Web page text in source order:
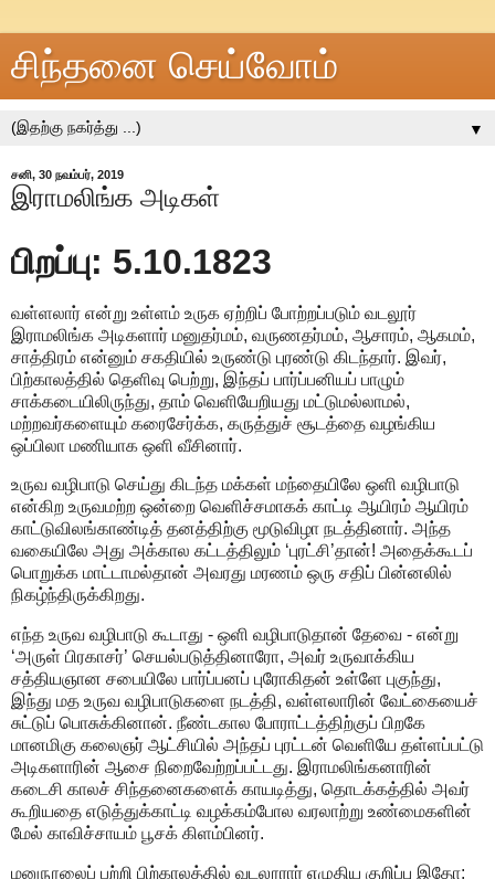
சிந்தனை செய்வோம்
▼
சனி, 30 நவம்பர், 2019
இராமலிங்க அடிகள்
பிறப்பு: 5.10.1823
வள்ளலார் என்று உள்ளம் உருக ஏற்றிப் போற்றப்படும் வடலூர்
இராமலிங்க அடிகளார் மனுதர்மம், வருணதர்மம், ஆசாரம், ஆகமம்,
சாத்திரம் என்னும் சகதியில் உருண்டு புரண்டு கிடந்தார். இவர்,
பிற்காலத்தில் தெளிவு பெற்று, இந்தப் பார்ப்பனியப் பாழும்
சாக்கடையிலிருந்து, தாம் வெளியேறியது மட்டுமல்லாமல்,
மற்றவர்களையும் கரைசேர்க்க, கருத்துச் சூடத்தை வழங்கிய
ஒப்பிலா மணியாக ஒளி வீசினார்.
உருவ வழிபாடு செய்து கிடந்த மக்கள் மந்தையிலே ஒளி வழிபாடு
என்கிற உருவமற்ற ஒன்றை வெளிச்சமாகக் காட்டி ஆயிரம் ஆயிரம்
காட்டுவிலங்காண்டித் தனத்திற்கு மூடுவிழா நடத்தினார். அந்த
வகையிலே அது அக்கால கட்டத்திலும் ‘புரட்சி’தான்! அதைக்கூடப்
பொறுக்க மாட்டாமல்தான் அவரது மரணம் ஒரு சதிப் பின்னலில்
நிகழ்ந்திருக்கிறது.
எந்த உருவ வழிபாடு கூடாது - ஒளி வழிபாடுதான் தேவை - என்று
‘அருள் பிரகாசர்’ செயல்படுத்தினாரோ, அவர் உருவாக்கிய
சத்தியஞான சபையிலே பார்ப்பனப் புரோகிதன் உள்ளே புகுந்து,
இந்து மத உருவ வழிபாடுகளை நடத்தி, வள்ளலாரின் வேட்கையைச்
சுட்டுப் பொசுக்கினான். நீண்டகால போராட்டத்திற்குப் பிறகே
மானமிகு கலைஞர் ஆட்சியில் அந்தப் புரட்டன் வெளியே தள்ளப்பட்டு
அடிகளாரின் ஆசை நிறைவேற்றப்பட்டது. இராமலிங்கனாரின்
கடைசி காலச் சிந்தனைகளைக் காயடித்து, தொடக்கத்தில் அவர்
கூறியதை எடுத்துக்காட்டி வழக்கம்போல வரலாற்று உண்மைகளின்
மேல் காவிச்சாயம் பூசக் கிளம்பினர்.
மனுநூலைப் பற்றி பிற்காலத்தில் வடலூரார் எழுதிய குறிப்பு இதோ: